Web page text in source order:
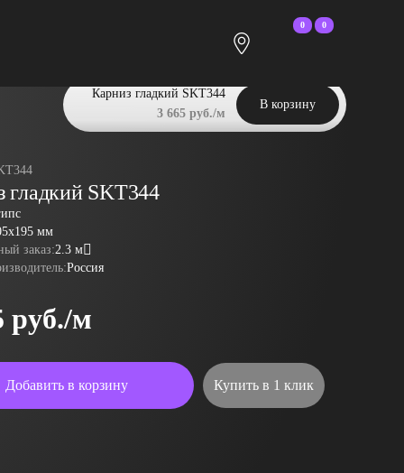
0 0
гладкий SKT344
мм
заказ:2.3 м
Россия
руб./м
Добавить в корзину Купить в 1 клик
Карниз гладкий SKT344
3 665 руб./м
В корзину